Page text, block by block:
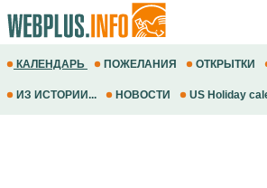
КАЛЕНДАРЬ ПОЖЕЛАНИЯ ОТКРЫТКИ
ИЗ ИСТОРИИ... НОВОСТИ US Holiday